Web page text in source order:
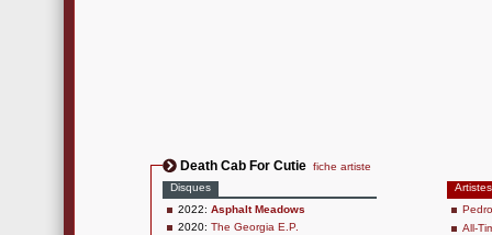
Death Cab For Cutie fiche artiste
Disques
2022: Asphalt Meadows
2020: The Georgia E.P.
Artistes
All-